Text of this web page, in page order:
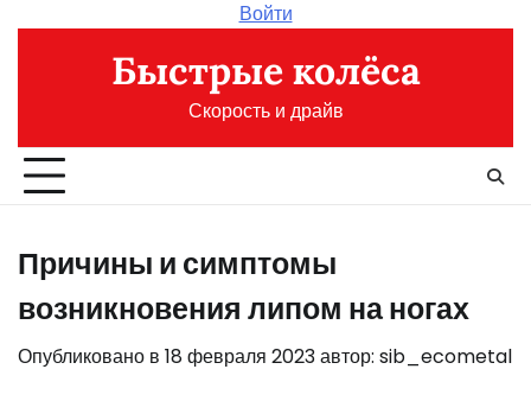
содержимому
Войти
Быстрые колёса
Скорость и драйв
Причины и симптомы
возникновения липом на ногах
Опубликовано в 18 февраля 2023автор: sib_ecometal